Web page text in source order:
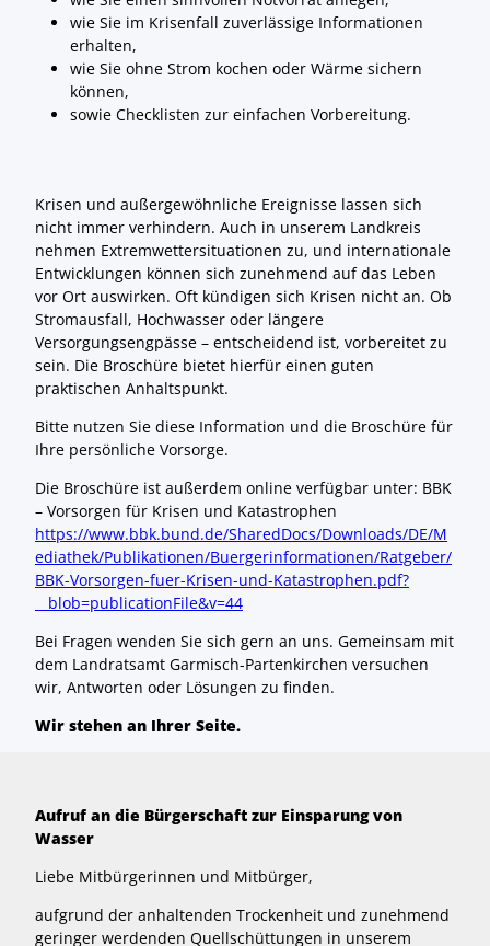
wie Sie im Krisenfall zuverlässige Informationen
erhalten,
wie Sie ohne Strom kochen oder Wärme sichern
können,
sowie Checklisten zur einfachen Vorbereitung.
Krisen und außergewöhnliche Ereignisse lassen sich
nicht immer verhindern. Auch in unserem Landkreis
nehmen Extremwettersituationen zu, und internationale
Entwicklungen können sich zunehmend auf das Leben
vor Ort auswirken. Oft kündigen sich Krisen nicht an. Ob
Stromausfall, Hochwasser oder längere
Versorgungsengpässe – entscheidend ist, vorbereitet zu
sein. Die Broschüre bietet hierfür einen guten
praktischen Anhaltspunkt.
Bitte nutzen Sie diese Information und die Broschüre für
Ihre persönliche Vorsorge.
Die Broschüre ist außerdem online verfügbar unter: BBK
– Vorsorgen für Krisen und Katastrophen
https://www.bbk.bund.de/SharedDocs/Downloads/DE/M
ediathek/Publikationen/Buergerinformationen/Ratgeber/
BBK-Vorsorgen-fuer-Krisen-und-Katastrophen.pdf?
__blob=publicationFile&v=44
Bei Fragen wenden Sie sich gern an uns. Gemeinsam mit
dem Landratsamt Garmisch-Partenkirchen versuchen
wir, Antworten oder Lösungen zu finden.
Wir stehen an Ihrer Seite.
Aufruf an die Bürgerschaft zur Einsparung von
Wasser
Liebe Mitbürgerinnen und Mitbürger,
aufgrund der anhaltenden Trockenheit und zunehmend
geringer werdenden Quellschüttungen in unserem